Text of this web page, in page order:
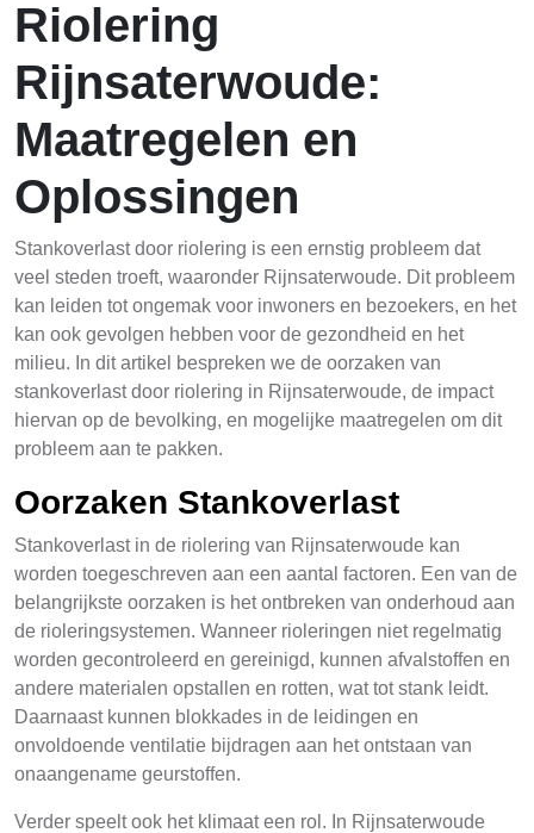
Riolering
Rijnsaterwoude:
Maatregelen en
Oplossingen
Stankoverlast door riolering is een ernstig probleem dat
veel steden troeft, waaronder Rijnsaterwoude. Dit probleem
kan leiden tot ongemak voor inwoners en bezoekers, en het
kan ook gevolgen hebben voor de gezondheid en het
milieu. In dit artikel bespreken we de oorzaken van
stankoverlast door riolering in Rijnsaterwoude, de impact
hiervan op de bevolking, en mogelijke maatregelen om dit
probleem aan te pakken.
Oorzaken Stankoverlast
Stankoverlast in de riolering van Rijnsaterwoude kan
worden toegeschreven aan een aantal factoren. Een van de
belangrijkste oorzaken is het ontbreken van onderhoud aan
de rioleringsystemen. Wanneer rioleringen niet regelmatig
worden gecontroleerd en gereinigd, kunnen afvalstoffen en
andere materialen opstallen en rotten, wat tot stank leidt.
Daarnaast kunnen blokkades in de leidingen en
onvoldoende ventilatie bijdragen aan het ontstaan van
onaangename geurstoffen.
Verder speelt ook het klimaat een rol. In Rijnsaterwoude